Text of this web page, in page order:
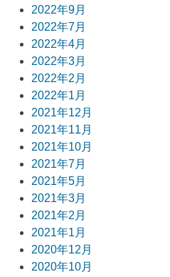
2022年9月
2022年7月
2022年4月
2022年3月
2022年2月
2022年1月
2021年12月
2021年11月
2021年10月
2021年7月
2021年5月
2021年3月
2021年2月
2021年1月
2020年12月
2020年10月